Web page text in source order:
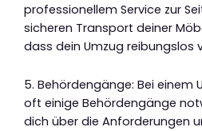
professionellem Service zur
sicheren Transport deiner
dass dein Umzug reibungslos
5. Behördengänge: Bei einem
oft einige Behördengänge
dich über die Anforderungen